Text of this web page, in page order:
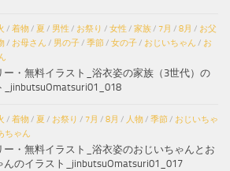
/ 着物/ 夏 / 男性 / お祭り / 女性 / 家族/ 7月 / 8月 / お父
/ お母さん / 男の子/ 季節/ 女の子/ おじいちゃん / お
ー・無料イラスト_浴衣姿の家族（3世代）の
_jinbutsuOmatsuri01_018
/ 着物/ 夏 / お祭り / 7月 / 8月 / 人物/ 季節/ おじいちゃ
ちゃん
ー・無料イラスト_浴衣姿のおじいちゃんとお
んのイラスト_jinbutsuOmatsuri01_017